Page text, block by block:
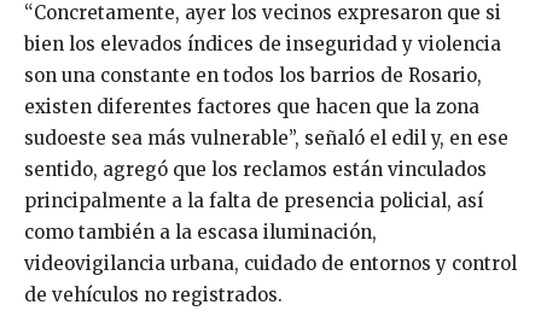
“Concretamente, ayer los vecinos expresaron que si
bien los elevados índices de inseguridad y violencia
son una constante en todos los barrios de Rosario,
existen diferentes factores que hacen que la zona
sudoeste sea más vulnerable”, señaló el edil y, en ese
sentido, agregó que los reclamos están vinculados
principalmente a la falta de presencia policial, así
como también a la escasa iluminación,
videovigilancia urbana, cuidado de entornos y control
de vehículos no registrados.